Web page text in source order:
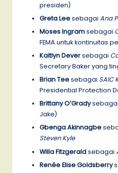
presiden)
Greta Leesebagai Ana
Moses Ingramsebagai
FEMA untuk kontinuitas
Kaitlyn Deversebagai
Secretary Baker yang
Brian Teesebagai SAIC
Presidential Protection
Brittany O’Gradysebagai
Jake)
Gbenga Akinnagbe
Steven Kyle
Willa Fitzgeraldsebagai
Renée Elise Goldsberry